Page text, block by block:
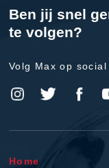
Ben jij snel
te volgen?
Volg Max op
Home